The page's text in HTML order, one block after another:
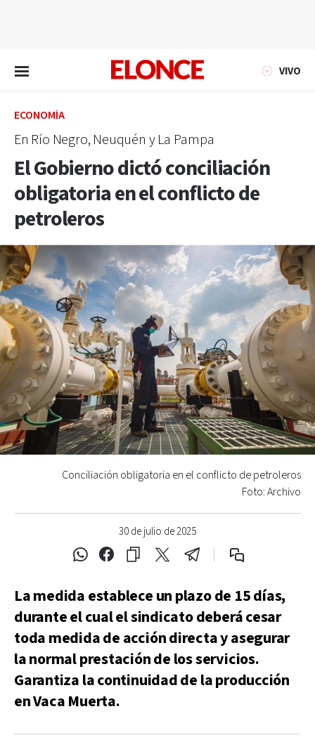
VIVO
ECONOMÍA
En Río Negro, Neuquén y La Pampa
El Gobierno dictó conciliación
obligatoria en el conflicto de
petroleros
30 de julio de 2025
Conciliación obligatoria en el conflicto de petroleros
Foto: Archivo
La medida establece un plazo de 15 días,
durante el cual el sindicato deberá cesar
toda medida de acción directa y asegurar
la normal prestación de los servicios.
Garantiza la continuidad de la producción
en Vaca Muerta.